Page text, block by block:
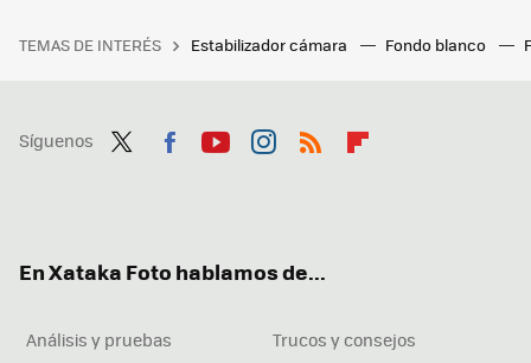
TEMAS DE INTERÉS Estabilizador cámara Fondo blanco
Síguenos
En Xataka Foto hablamos de...
Análisis y pruebas
Trucos y consejos